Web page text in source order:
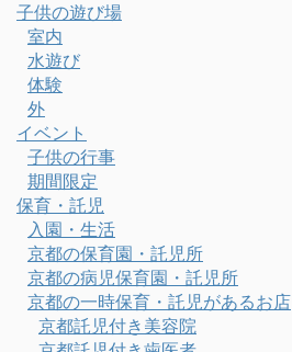
子供の遊び場
室内
水遊び
体験
外
イベント
子供の行事
期間限定
保育・託児
入園・生活
京都の保育園・託児所
京都の病児保育園・託児所
京都の一時保育・託児があるお店
京都託児付き美容院